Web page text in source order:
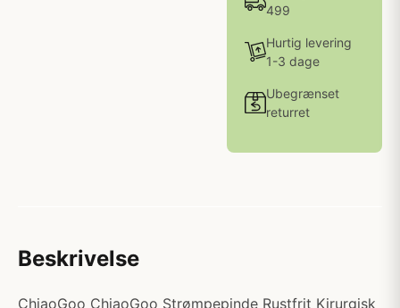
499
Hurtig levering
1-3 dage
Ubegrænset
returret
Beskrivelse
ChiaoGoo ChiaoGoo Strømpepinde Rustfrit Kirurgisk